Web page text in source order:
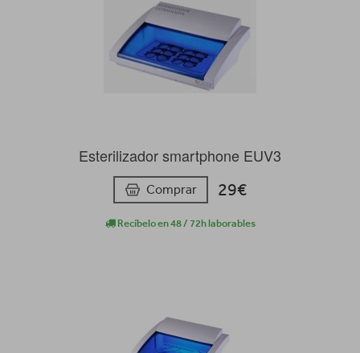
Esterilizador smartphone EUV3
Comprar 29€
Recíbelo en 48 / 72h laborables